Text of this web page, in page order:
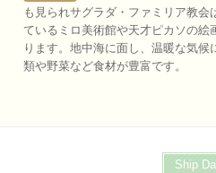
も見られサグラダ・ファミリア教
ているミロ美術館や天才ピカソの絵
ります。地中海に面し、温暖な気候
類や野菜など食材が豊富です。
Ship